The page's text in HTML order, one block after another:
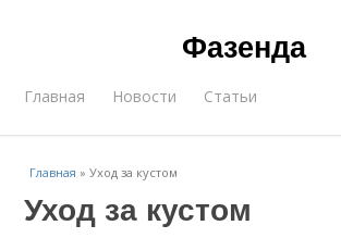
Фазенда
Главная Новости Статьи
Главная »Уход за кустом
Уход за кустом